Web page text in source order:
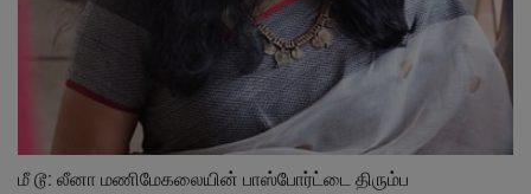
மீ டூ: லீனா மணிமேகலையின் பாஸ்போர்ட்டை திரும்ப